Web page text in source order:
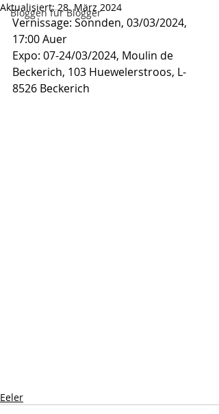
Bloggen für Blogger
Aktualisiert:28. März 2024
Vernissage: Sonnden, 03/03/2024,
17:00 Auer
Expo: 07-24/03/2024, Moulin de
Beckerich, 103 Huewelerstroos, L-
8526 Beckerich
Eeler